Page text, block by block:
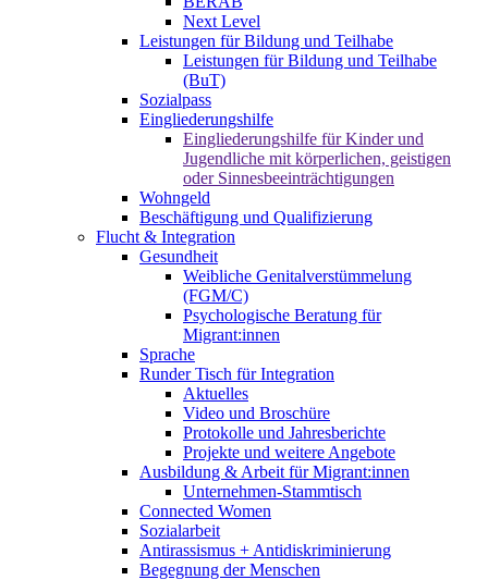
Next Level
Leistungen für Bildung und Teilhabe
Leistungen für Bildung und Teilhabe
(BuT)
Sozialpass
Eingliederungshilfe
Eingliederungshilfe für Kinder und
Jugendliche mit körperlichen, geistigen
oder Sinnesbeeinträchtigungen
Wohngeld
Beschäftigung und Qualifizierung
Flucht & Integration
Gesundheit
Weibliche Genitalverstümmelung
(FGM/C)
Psychologische Beratung für
Migrant:innen
Sprache
Runder Tisch für Integration
Aktuelles
Video und Broschüre
Protokolle und Jahresberichte
Projekte und weitere Angebote
Ausbildung & Arbeit für Migrant:innen
Unternehmen-Stammtisch
Connected Women
Sozialarbeit
Antirassismus + Antidiskriminierung
Begegnung der Menschen